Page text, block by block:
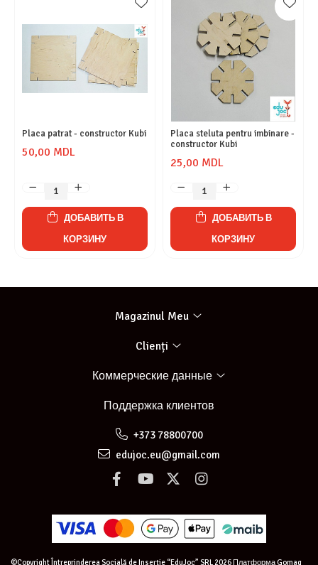
Placa patrat - constructor Kubi
50,00 MDL
ДОБАВИТЬ В
КОРЗИНУ
Placa steluta pentru imbinare -
constructor Kubi
25,00 MDL
ДОБАВИТЬ В
КОРЗИНУ
Magazinul Meu
Clienți
Коммерческие данные
Поддержка клиентов
+373 78800700
edujoc.eu@gmail.com
©Copyright Întreprinderea Socială de Inserție “EduJoc” SRL 2026Платформа Gomag